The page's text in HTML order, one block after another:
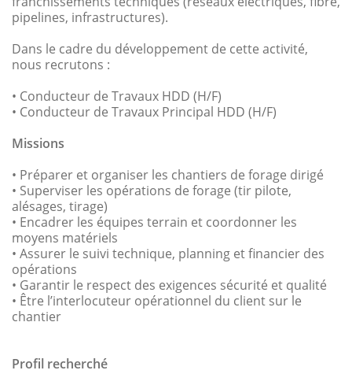
pipelines, infrastructures).
Dans le cadre du développement de cette activité,
nous recrutons :
• Conducteur de Travaux HDD (H/F)
• Conducteur de Travaux Principal HDD (H/F)
Missions
• Préparer et organiser les chantiers de forage dirigé
• Superviser les opérations de forage (tir pilote,
alésages, tirage)
• Encadrer les équipes terrain et coordonner les
moyens matériels
• Assurer le suivi technique, planning et financier des
opérations
• Garantir le respect des exigences sécurité et qualité
• Être l’interlocuteur opérationnel du client sur le
chantier
Profil recherché